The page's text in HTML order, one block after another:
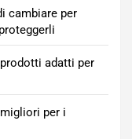
cambiare per
adatti per
per i